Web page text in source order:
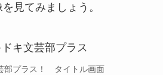
見てみましょう。
部プラス！ タイトル画面